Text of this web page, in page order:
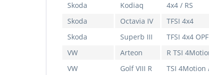
Skoda
Kodiaq 4x4 / RS
Skoda
Octavia IV TFSI 4x4
Skoda
Superb III TFSI 4x4 OPF
VW
Arteon R TSI
VW
Golf VIII R TSI 4Motion